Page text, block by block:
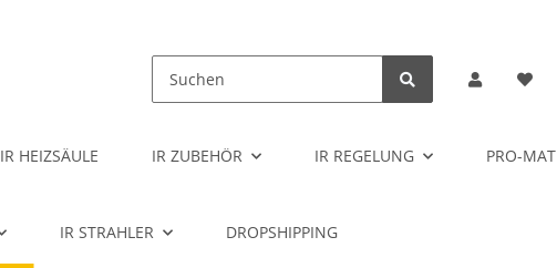
IR HEIZSÄULE IR ZUBEHÖR IR REGELUNG PRO-MAT
IR STRAHLER DROPSHIPPING